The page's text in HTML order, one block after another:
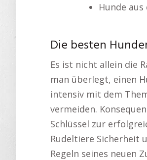
Hunde
Die besten
Es ist nicht allein die
man überlegt, einen
intensiv mit dem
vermeiden.
Schlüssel zur
Rudeltiere Sicherheit
Regeln seines neuen